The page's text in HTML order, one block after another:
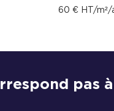
60 € HT/m²/
pas